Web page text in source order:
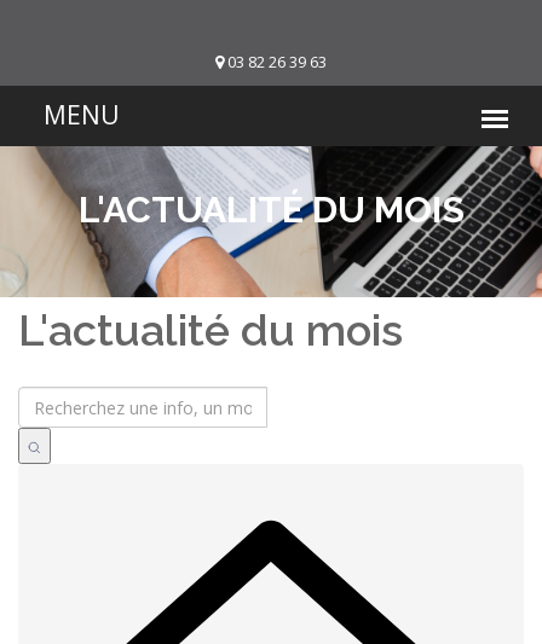
03 82 26 39 63
L'ACTUALITÉ DU MOIS
L'actualité du mois